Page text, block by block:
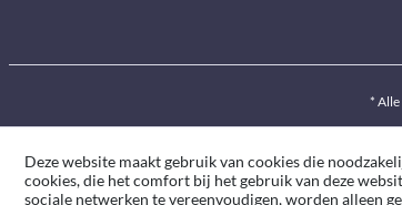
*
Deze website maakt gebruik van cookies die
cookies, die het comfort bij het gebruik van deze
sociale netwerken te vereenvoudigen, worden alleen